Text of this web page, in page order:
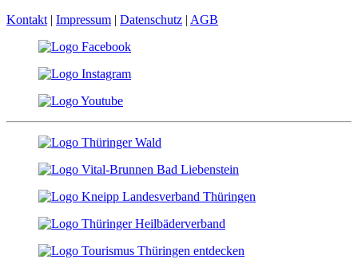
Kontakt | Impressum | Datenschutz | AGB